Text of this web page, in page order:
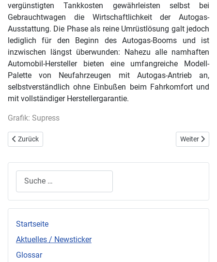
vergünstigten Tankkosten gewährleisten selbst bei
Gebrauchtwagen die Wirtschaftlichkeit der Autogas-
Ausstattung. Die Phase als reine Umrüstlösung galt jedoch
lediglich für den Beginn des Autogas-Booms und ist
inzwischen längst überwunden: Nahezu alle namhaften
Automobil-Hersteller bieten eine umfangreiche Modell-
Palette von Neufahrzeugen mit Autogas-Antrieb an,
selbstverständlich ohne Einbußen beim Fahrkomfort und
mit vollständiger Herstellergarantie.
Grafik: Supress
Vorheriger Beitrag: Nissan veröffentlicht die Verkaufspreise für sein
Zurück Nächster
Weiter
Suchen
Startseite
Aktuelles / Newsticker
Glossar